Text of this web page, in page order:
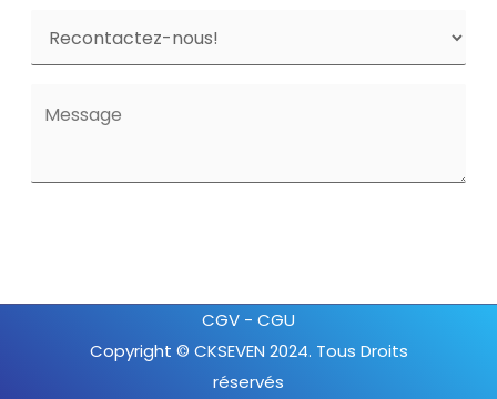
CGV - CGU
Copyright © CKSEVEN 2024. Tous Droits
réservés